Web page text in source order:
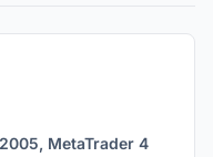
MetaTrader 4